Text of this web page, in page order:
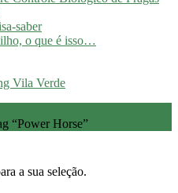
saber
o que é isso…
Vila Verde
“Power Horse”
a sua seleção.